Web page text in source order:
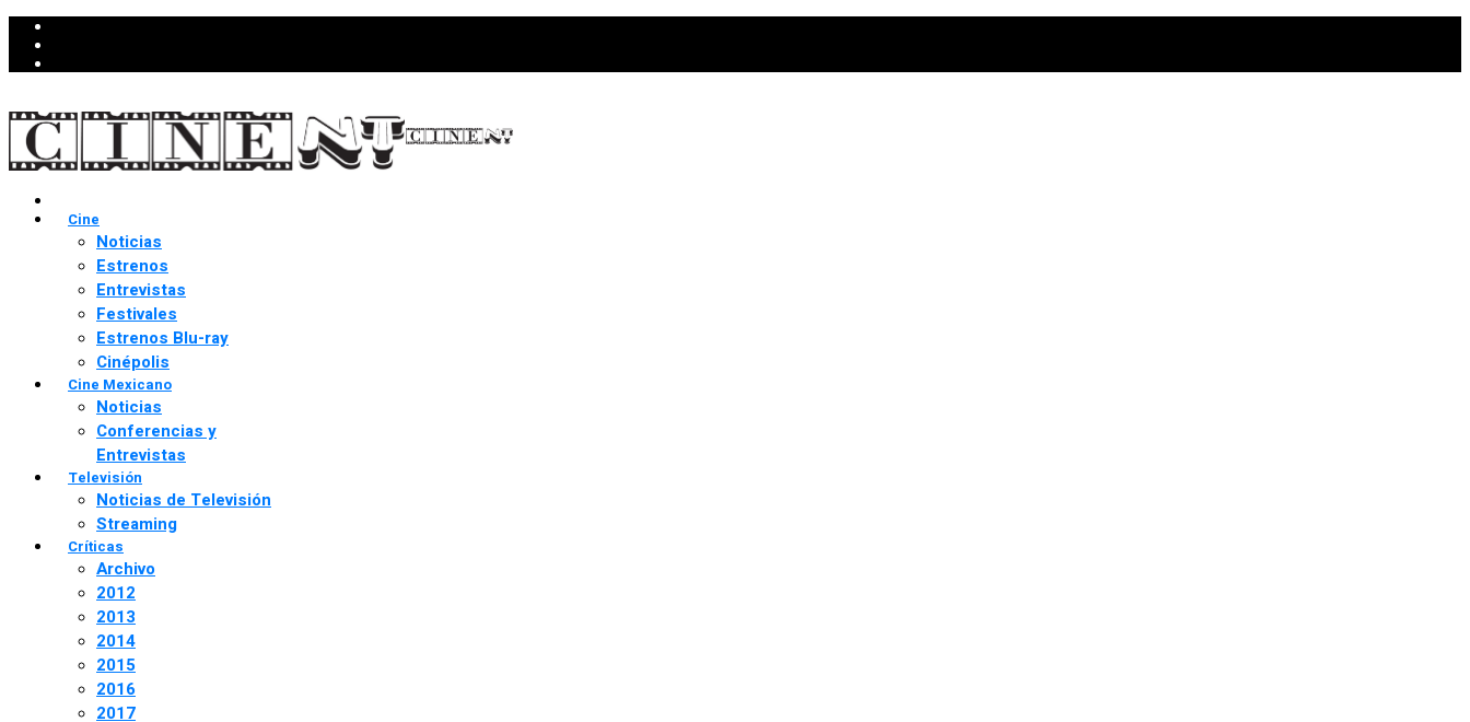
Cine
Noticias
Estrenos
Entrevistas
Festivales
Estrenos Blu-ray
Cinépolis
Cine Mexicano
Noticias
Conferencias y
Entrevistas
Televisión
Noticias de Televisión
Streaming
Críticas
Archivo
2012
2013
2014
2015
2016
2017